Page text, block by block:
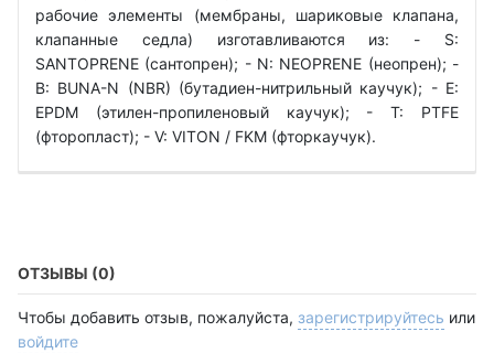
рабочие элементы (мембраны, шариковые клапана,
клапанные седла) изготавливаются из: - S:
SANTOPRENE (сантопрен); - N: NEOPRENE (неопрен); -
B: BUNA-N (NBR) (бутадиен-нитрильный каучук); - E:
EPDM (этилен-пропиленовый каучук); - T: PTFE
(фторопласт); - V: VITON / FKM (фторкаучук).
ОТЗЫВЫ (0)
Чтобы добавить отзыв, пожалуйста, зарегистрируйтесь или
войдите